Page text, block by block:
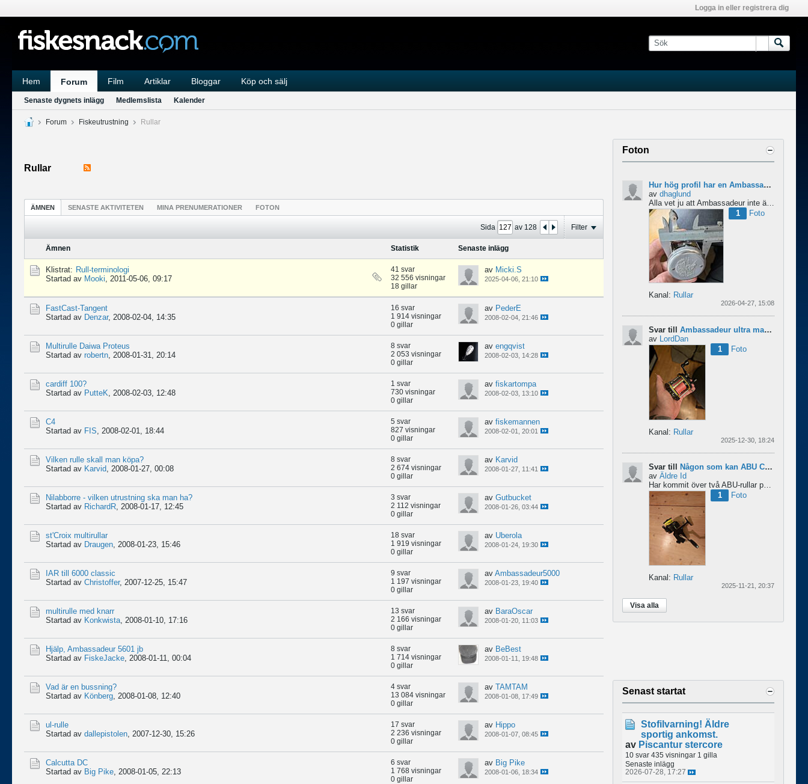
Logga in eller registrera dig
Hem Forum Film Artiklar Bloggar Köp och sälj
Senaste dygnets inlägg Medlemslista Kalender
Forum Fiskeutrustning Rullar
Rullar
ÄMNEN SENASTE AKTIVITETEN MINA PRENUMERATIONER FOTON
Sida av 128 Filter
Ämnen Statistik Senaste inlägg
Klistrat: Rull-terminologi
Startad av Mooki, 2011-05-06, 09:17
41 svar
32 556 visningar
18 gillar
av Micki.S
2025-04-06, 21:10
FastCast-Tangent
Startad av Denzar, 2008-02-04, 14:35
16 svar
1 914 visningar
0 gillar
av PederE
2008-02-04, 21:46
Multirulle Daiwa Proteus
Startad av robertn, 2008-01-31, 20:14
8 svar
2 053 visningar
0 gillar
av engqvist
2008-02-03, 14:28
cardiff 100?
Startad av PutteK, 2008-02-03, 12:48
1 svar
730 visningar
0 gillar
av fiskartompa
2008-02-03, 13:10
C4
Startad av FIS, 2008-02-01, 18:44
5 svar
827 visningar
0 gillar
av fiskemannen
2008-02-01, 20:01
Vilken rulle skall man köpa?
Startad av Karvid, 2008-01-27, 00:08
8 svar
2 674 visningar
0 gillar
av Karvid
2008-01-27, 11:41
Nilabborre - vilken utrustning ska man ha?
Startad av RichardR, 2008-01-17, 12:45
3 svar
2 112 visningar
0 gillar
av Gutbucket
2008-01-26, 03:44
st'Croix multirullar
Startad av Draugen, 2008-01-23, 15:46
18 svar
1 919 visningar
0 gillar
av Uberola
2008-01-24, 19:30
IAR till 6000 classic
Startad av Christoffer, 2007-12-25, 15:47
9 svar
1 197 visningar
0 gillar
av Ambassadeur5000
2008-01-23, 19:40
multirulle med knarr
Startad av Konkwista, 2008-01-10, 17:16
13 svar
2 166 visningar
0 gillar
av BaraOscar
2008-01-20, 11:03
Hjälp, Ambassadeur 5601 jb
Startad av FiskeJacke, 2008-01-11, 00:04
8 svar
1 714 visningar
0 gillar
av BeBest
2008-01-11, 19:48
Vad är en bussning?
Startad av Könberg, 2008-01-08, 12:40
4 svar
13 084 visningar
0 gillar
av TAMTAM
2008-01-08, 17:49
ul-rulle
Startad av dallepistolen, 2007-12-30, 15:26
17 svar
2 236 visningar
0 gillar
av Hippo
2008-01-07, 08:45
Calcutta DC
Startad av Big Pike, 2008-01-05, 22:13
6 svar
1 768 visningar
0 gillar
av Big Pike
2008-01-06, 18:34
Foton
Hur hög profil har en Ambassadeur?
av dhaglund
Alla vet ju att Ambassadeur inte är en lågprofilrulle, det är tydligt. Men hur hög profil har de egentligen?...
1
Foto
Kanal: Rullar
2026-04-27, 15:08
Svar till Ambassadeur ultra mag xl 3
av
LordDan
1
Foto
Kanal: Rullar
2025-12-30, 18:24
Svar till Någon som kan ABU Cardinal och skillnader mellan äldre rullar?
av Äldre Id
1
Foto
Kanal: Rullar
2025-11-21, 20:37
Visa alla
Senast startat
Stofilvarning! Äldre
sportig ankomst.
av Piscantur stercore
10 svar 435 visningar 1 gilla
Senaste inlägg
2026-07-28, 17:27